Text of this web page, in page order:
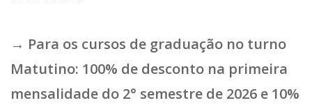
→ Para os cursos de graduação no turno
Matutino: 100% de desconto na primeira
mensalidade do 2° semestre de 2026 e 10%